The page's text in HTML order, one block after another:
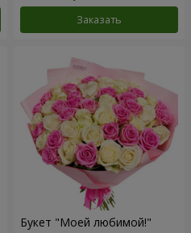
Заказать
Букет "Моей любимой!"